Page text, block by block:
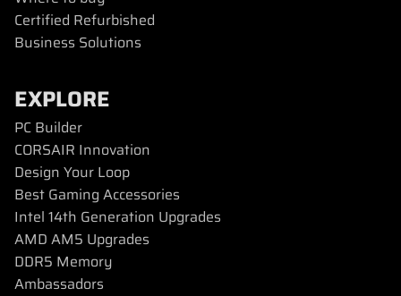
Certified Refurbished
Business Solutions
EXPLORE
PC Builder
CORSAIR Innovation
Design Your Loop
Best Gaming Accessories
Intel 14th Generation Upgrades
AMD AM5 Upgrades
DDR5 Memory
Ambassadors